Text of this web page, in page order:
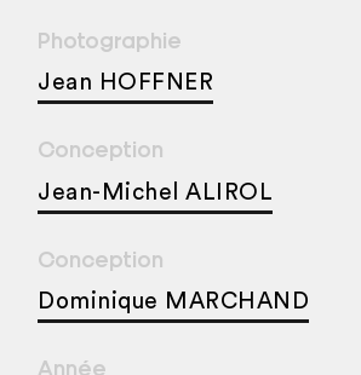
Photographie
Jean HOFFNER
Conception
Jean-Michel ALIROL
Conception
Dominique MARCHAND
Année